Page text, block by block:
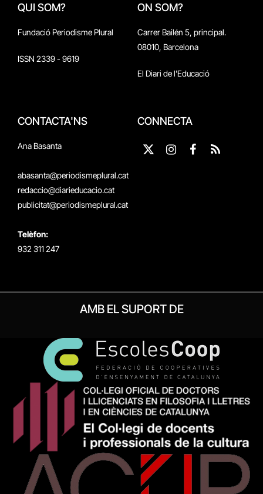
QUI SOM?
Fundació Periodisme Plural
ISSN 2339 - 9619
ON SOM?
Carrer Bailén 5, principal.
08010, Barcelona
El Diari de l'Educació
CONTACTA'NS
Ana Basanta
abasanta@periodismeplural.cat
redaccio@diarieducacio.cat
publicitat@periodismeplural.cat
Telèfon:
932 311 247
CONNECTA
X
Instagram
Facebook
RSS
AMB EL SUPORT DE